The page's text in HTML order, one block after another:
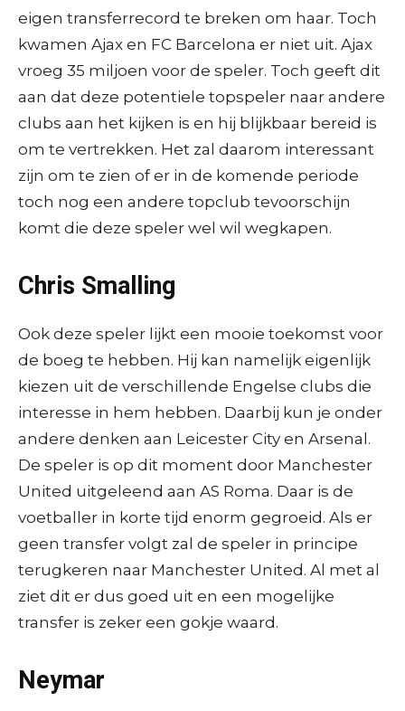
eigen transferrecord te breken om haar. Toch
kwamen Ajax en FC Barcelona er niet uit. Ajax
vroeg 35 miljoen voor de speler. Toch geeft dit
aan dat deze potentiele topspeler naar andere
clubs aan het kijken is en hij blijkbaar bereid is
om te vertrekken. Het zal daarom interessant
zijn om te zien of er in de komende periode
toch nog een andere topclub tevoorschijn
komt die deze speler wel wil wegkapen.
Chris Smalling
Ook deze speler lijkt een mooie toekomst voor
de boeg te hebben. Hij kan namelijk eigenlijk
kiezen uit de verschillende Engelse clubs die
interesse in hem hebben. Daarbij kun je onder
andere denken aan Leicester City en Arsenal.
De speler is op dit moment door Manchester
United uitgeleend aan AS Roma. Daar is de
voetballer in korte tijd enorm gegroeid. Als er
geen transfer volgt zal de speler in principe
terugkeren naar Manchester United. Al met al
ziet dit er dus goed uit en een mogelijke
transfer is zeker een gokje waard.
Neymar